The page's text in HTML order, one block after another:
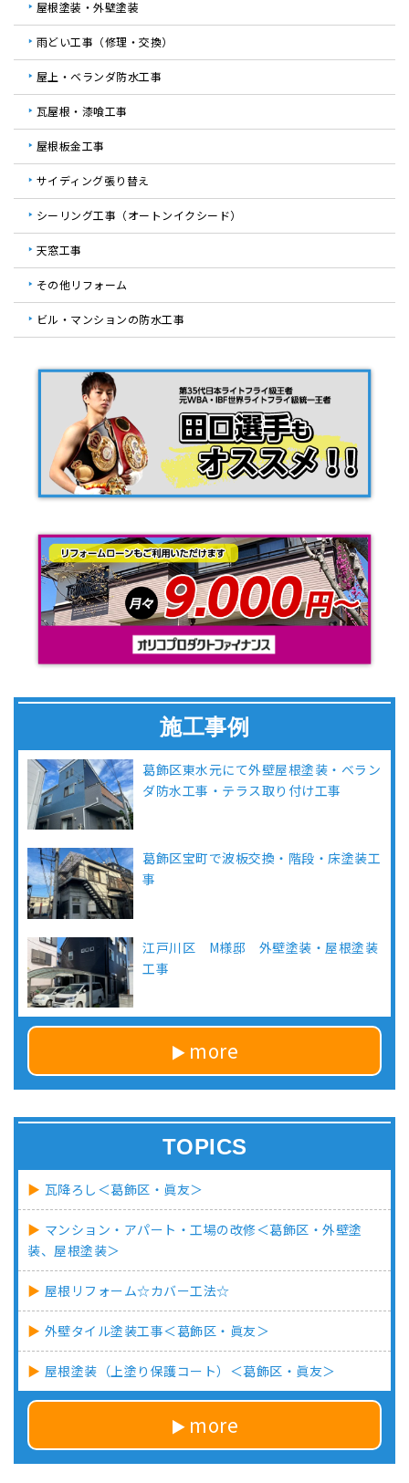
屋根塗装・外壁塗装
雨どい工事（修理・交換）
屋上・ベランダ防水工事
瓦屋根・漆喰工事
屋根板金工事
サイディング張り替え
シーリング工事（オートンイクシード）
天窓工事
その他リフォーム
ビル・マンションの防水工事
施工事例
葛飾区東水元にて外壁屋根塗装・ベラン
ダ防水工事・テラス取り付け工事
葛飾区宝町で波板交換・階段・床塗装工
事
江戸川区 M様邸 外壁塗装・屋根塗装
工事
more
TOPICS
瓦降ろし＜葛飾区・眞友＞
マンション・アパート・工場の改修＜葛飾区・外壁塗
装、屋根塗装＞
屋根リフォーム☆カバー工法☆
外壁タイル塗装工事＜葛飾区・眞友＞
屋根塗装（上塗り保護コート）＜葛飾区・眞友＞
more